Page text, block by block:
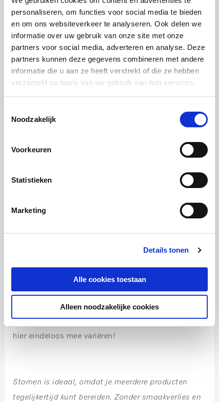
personaliseren, om functies voor social media te bieden
en om ons websiteverkeer te analyseren. Ook delen we
informatie over uw gebruik van onze site met onze
partners voor social media, adverteren en analyse. Deze
partners kunnen deze gegevens combineren met andere
informatie die u aan ze heeft verstrekt of die ze hebben
verzameld op basis van uw gebruik van hun services.
Noodzakelijk
Voorkeuren
Statistieken
Marketing
Details tonen
Alle cookies toestaan
Alleen noodzakelijke cookies
een spiraalsnijder.
Stap 5:
Schaaf met een mandoline (Japanse schaaf) dunne
Stap 6:
Doe de Wakame in koud water en laat het wellen. Je
gebruiken.
Stap 7:
licht aan met wat olijfolie en peper.
citroen en breng op smaak met peper en zout.
Stap 9:
Vul je bowl en houd rekening met de kleuren. Je kunt
hier eindeloos mee variëren!
Stomen is ideaal, omdat je meerdere producten
tegelijkertijd kunt bereiden. Zonder smaakverlies en